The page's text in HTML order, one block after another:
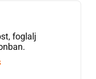
foglalj